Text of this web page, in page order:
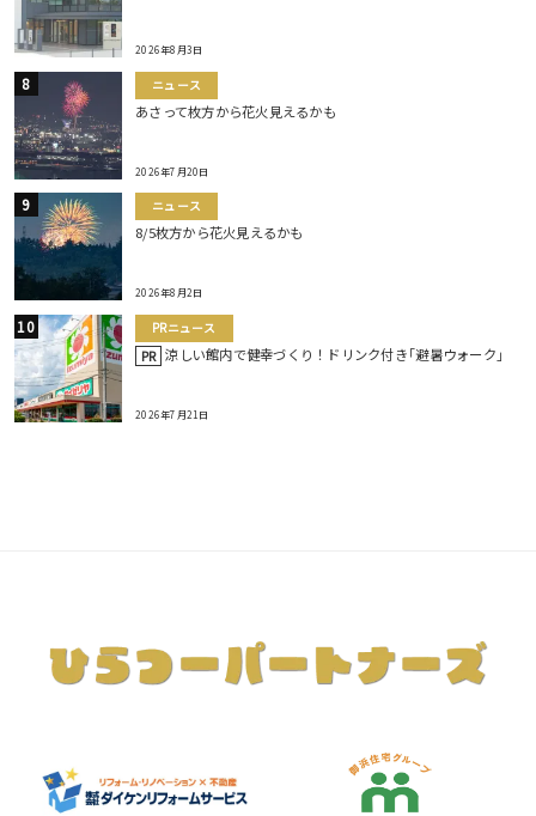
2026年8月3日
ニュース
あさって枚方から花火見えるかも
2026年7月20日
ニュース
8/5枚方から花火見えるかも
2026年8月2日
PRニュース
PR 涼しい館内で健幸づくり！ドリンク付き｢避暑ウォーク｣
2026年7月21日